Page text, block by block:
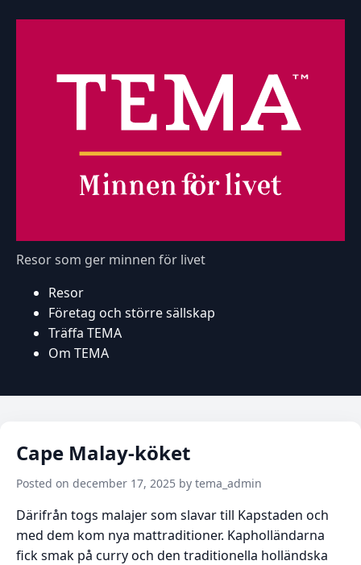
Resor som ger minnen för livet
Resor
Företag och större sällskap
Träffa TEMA
Om TEMA
Cape Malay-köket
Posted on december 17, 2025 by tema_admin
Därifrån togs malajer som slavar till Kapstaden och
med dem kom nya mattraditioner. Kapholländarna
fick smak på curry och den traditionella holländska